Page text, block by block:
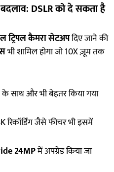
बदलाव: DSLR को दे सकता है
ट्रिपल कैमरा सेटअपदिए जाने की
भी शामिल होगा जो 10X ज़ूम तक
के साथ और भी बेहतर किया गया
रिकॉर्डिंग जैसे फीचर भी इसमें
24MPमें अपग्रेड किया जा